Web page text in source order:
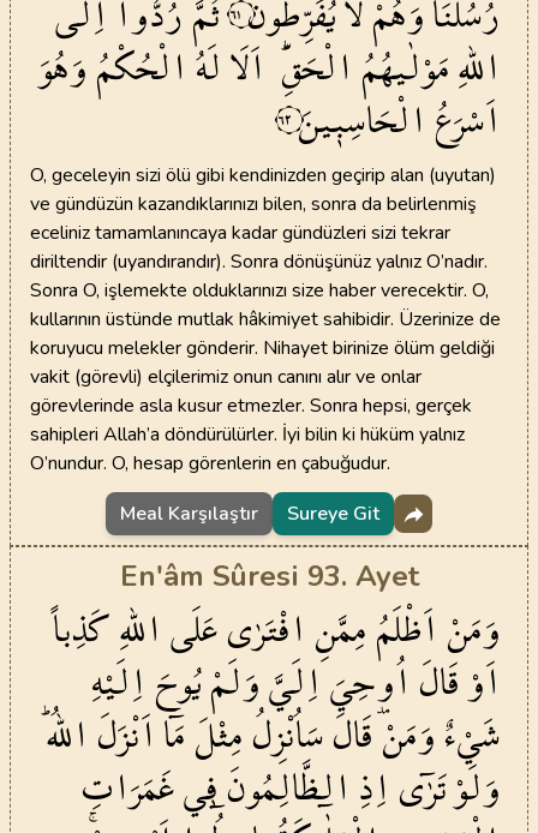
٦١
اللّٰهِمَوْلٰيهُمُ الْحَقِّۜ اَلَالَهُالْحُكْمُوَهُوَ
اَسْرَعُ الْحَاسِب۪ينَ٦٢
O, geceleyin sizi ölü gibi kendinizden geçirip alan (uyutan)
ve gündüzün kazandıklarınızı bilen, sonra da belirlenmiş
eceliniz tamamlanıncaya kadar gündüzleri sizi tekrar
diriltendir (uyandırandır). Sonra dönüşünüz yalnız O’nadır.
Sonra O, işlemekte olduklarınızı size haber verecektir. O,
kullarının üstünde mutlak hâkimiyet sahibidir. Üzerinize de
koruyucu melekler gönderir. Nihayet birinize ölüm geldiği
vakit (görevli) elçilerimiz onun canını alır ve onlar
görevlerinde asla kusur etmezler. Sonra hepsi, gerçek
sahipleri Allah’a döndürülürler. İyi bilin ki hüküm yalnız
O’nundur. O, hesap görenlerin en çabuğudur.
Meal Karşılaştır
Sureye Git
En'âm Sûresi 93. Ayet
وَمَنْ اَظْلَمُمِمَّنِ افْتَرٰىعَلَىاللّٰهِكَذِباً
اَوْقَالَ اُو۫حِيَاِلَيَّوَلَمْيُوحَاِلَيْهِ
شَيْءٌوَمَنْقَالَسَاُنْزِلُمِثْلَمَٓااَنْزَلَ اللّٰهُۜ
وَلَوْتَرٰٓىاِذِ الظَّالِمُونَف۪يغَمَرَاتِ